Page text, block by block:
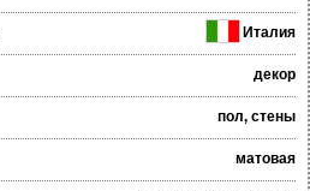
Италия
декор
пол, стены
матовая